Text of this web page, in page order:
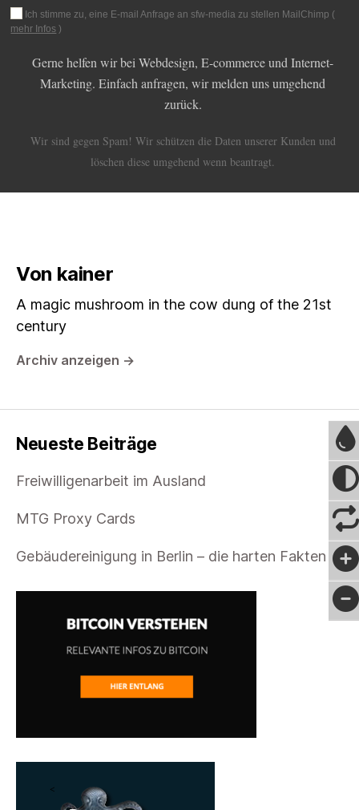
Ich stimme zu, eine E-mail Anfrage an sfw-media zu stellen MailChimp (
mehr Infos )
Gerne helfen wir bei Webdesign, E-commerce und Internet-
Marketing. Einfach anfragen, wir melden uns umgehend
zurück.
Wir sind gegen Spam! Wir schützen die Daten unserer Kunden und
löschen diese umgehend wenn beantragt.
Von kainer
A magic mushroom in the cow dung of the 21st
century
Archiv anzeigen →
Neueste Beiträge
Freiwilligenarbeit im Ausland
MTG Proxy Cards
Gebäudereinigung in Berlin – die harten Fakten